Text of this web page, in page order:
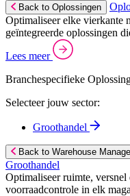
Back to Oplossingen
Optimaliseer elke vierkante
geïntegreerde oplossingen
Lees meer
Branchespecifieke
Selecteer jouw sector:
Groothandel
Back to Warehouse
Groothandel
Optimaliseer ruimte,
voorraadcontrole in elk